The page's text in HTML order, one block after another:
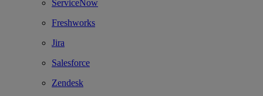
ServiceNow
Freshworks
Jira
Salesforce
Zendesk